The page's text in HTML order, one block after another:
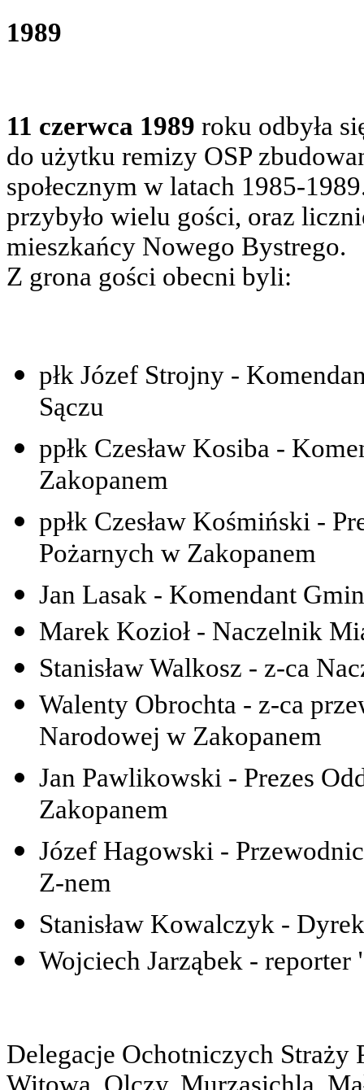
1989
11 czerwca 1989 roku odbyła
do użytku remizy OSP
społecznym w latach 1985-
przybyło wielu gości, oraz
mieszkańcy Nowego Bystrego.
Z grona gości obecni byli:
płk Józef Strojny -
Sączu
ppłk Czesław Kosiba -
Zakopanem
ppłk Czesław Kośmiński -
Pożarnych w Zakopanem
Jan Lasak - Komendant
Marek Kozioł - Naczelnik
Stanisław Walkosz - z-ca
Walenty Obrochta - z-ca
Narodowej w Zakopanem
Jan Pawlikowski - Prezes
Zakopanem
Józef Hagowski -
Z-nem
Stanisław Kowalczyk -
Wojciech Jarząbek -
Delegacje Ochotniczych Straży